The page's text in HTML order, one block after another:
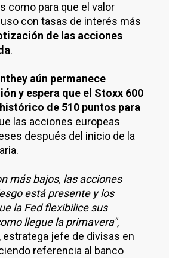
como para que el valor
con tasas de interés más
de las acciones
.
aún permanece
y espera que el Stoxx 600
de 510 puntos para
las acciones europeas
después del inicio de la
más bajos, las acciones
está presente y los
la Fed flexibilice sus
llegue la primavera",
, estratega jefe de divisas en
referencia al banco